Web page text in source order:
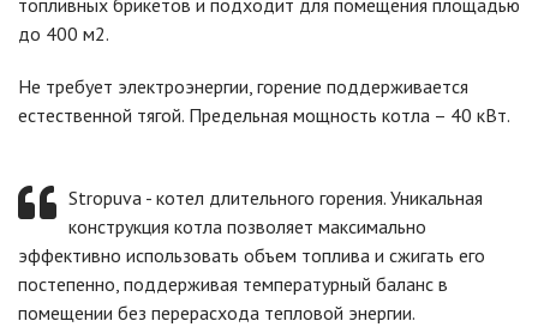
до 400 м2.
Не требует электроэнергии, горение поддерживается
естественной тягой. Предельная мощность котла – 40 кВт.
Stropuva - котел длительного горения. Уникальная
конструкция котла позволяет максимально
эффективно использовать объем топлива и сжигать его
постепенно, поддерживая температурный баланс в
помещении без перерасхода тепловой энергии.